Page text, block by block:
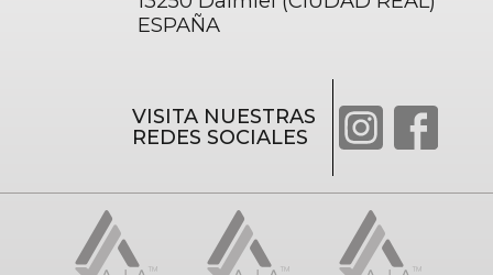
ESPAÑA
VISITA NUESTRAS
REDES SOCIALES